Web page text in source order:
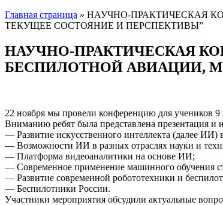
Главная страница » НАУЧНО-ПРАКТИЧЕСКАЯ
ТЕКУЩЕЕ СОСТОЯНИЕ И ПЕРСПЕКТИВЫ”
НАУЧНО-ПРАКТИЧЕСКАЯ
БЕСПИЛОТНОЙ АВИАЦИИ,
22 ноября мы провели конференцию для
Вниманию ребят была представлена презентация
— Развитие искусственного интеллекта (далее
— Возможности ИИ в разных отраслях науки и
— Платформа видеоаналитики на основе ИИ;
— Современное применение машинного обучения
— Развитие современной робототехники и
— Беспилотники России.
Участники мероприятия обсудили актуальные